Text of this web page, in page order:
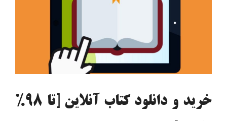
خرید و دانلود کتاب آنلاین [تا 98%